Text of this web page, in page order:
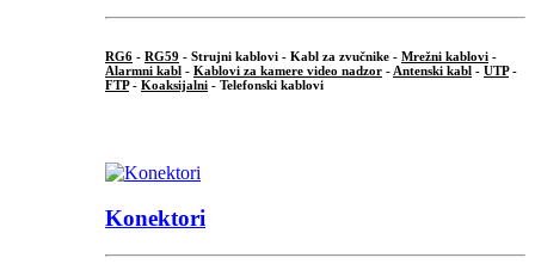
RG6 - RG59 - Strujni kablovi - Kabl za zvučnike - Mrežni kablovi -
Alarmni kabl - Kablovi za kamere video nadzor - Antenski kabl - UTP-
FTP- Koaksijalni - Telefonski kablovi
Konektori